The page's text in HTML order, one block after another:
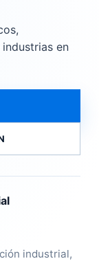
en
industrial,